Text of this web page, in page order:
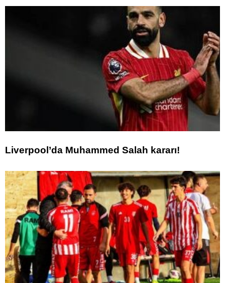
Liverpool’da Muhammed Salah kararı!